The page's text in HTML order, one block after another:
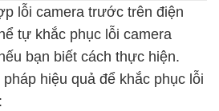
lỗi camera trước trên điện
tự khắc phục lỗi camera
bạn biết cách thực hiện.
hiệu quả để khắc phục lỗi